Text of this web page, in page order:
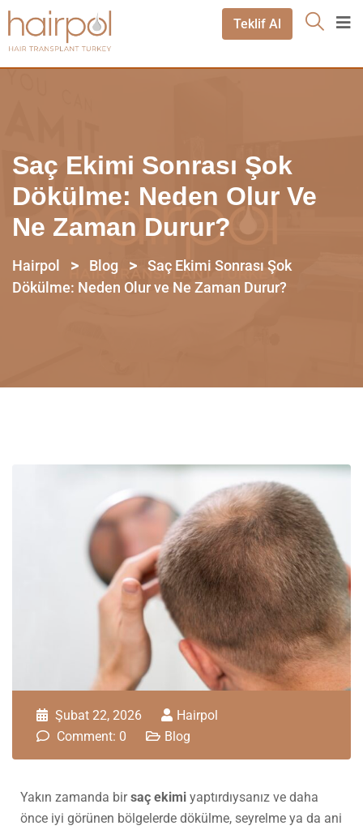
Teklif Al
Saç Ekimi Sonrası Şok
Dökülme: Neden Olur Ve
Ne Zaman Durur?
Hairpol > Blog >
Saç Ekimi Sonrası Şok
Dökülme: Neden Olur ve Ne Zaman Durur?
Şubat 22, 2026
Hairpol
Comment: 0
Blog
Yakın zamanda birsaç ekimi yaptırdıysanız ve daha
önce iyi görünen bölgelerde dökülme, seyrelme ya da ani